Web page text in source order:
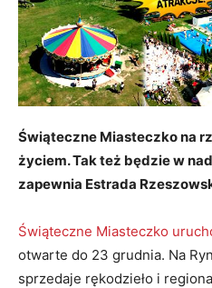
Świąteczne Miasteczko na
życiem. Tak też będzie w
zapewnia Estrada
Świąteczne Miasteczko
otwarte do 23 grudnia. Na
sprzedaje rękodzieło i